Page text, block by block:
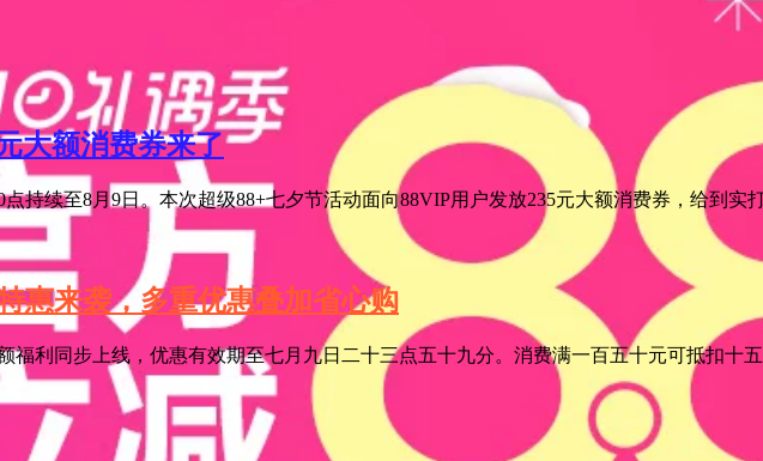
大额消费券来了
持续至8月9日。本次超级88+七夕节活动面向88VIP用户发放235元大额消费券，给到实
惠来袭，多重优惠叠加省心购
福利同步上线，优惠有效期至七月九日二十三点五十九分。消费满一百五十元可抵扣十